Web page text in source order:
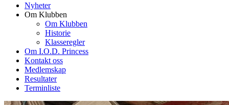
Nyheter
Om Klubben
Om Klubben
Historie
Klasseregler
Om I.O.D. Princess
Kontakt oss
Medlemskap
Resultater
Terminliste